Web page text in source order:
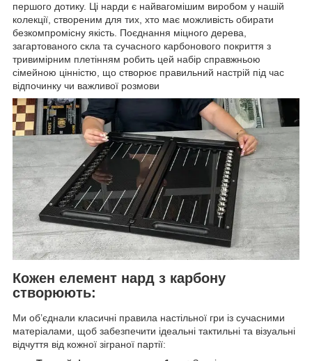
першого дотику. Ці нарди є найвагомішим виробом у нашій
колекції, створеним для тих, хто має можливість обирати
безкомпромісну якість. Поєднання міцного дерева,
загартованого скла та сучасного карбонового покриття з
тривимірним плетінням робить цей набір справжньою
сімейною цінністю, що створює правильний настрій під час
відпочинку чи важливої розмови
Кожен елемент нард з карбону
створюють:
Ми об’єднали класичні правила настільної гри із сучасними
матеріалами, щоб забезпечити ідеальні тактильні та візуальні
відчуття від кожної зіграної партії: